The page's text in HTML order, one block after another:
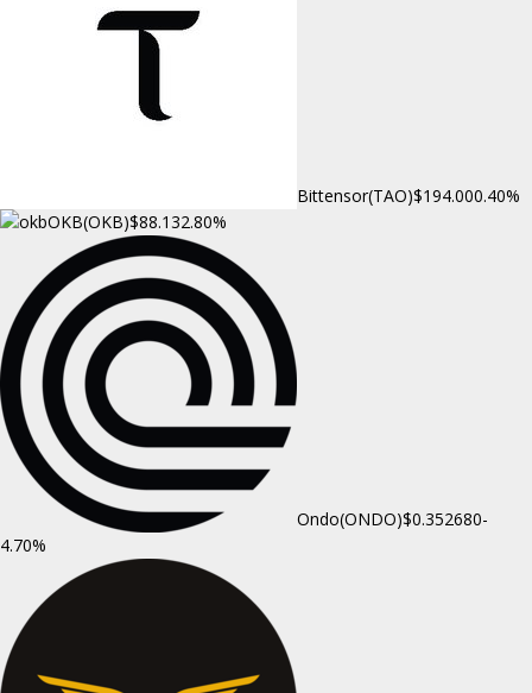
Bittensor(TAO)$194.000.40%
OKB(OKB)$88.132.80%
Ondo(ONDO)$0.352680-
4.70%